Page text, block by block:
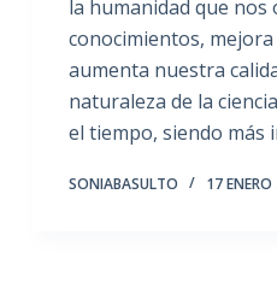
la humanidad que nos
conocimientos, mejora
aumenta nuestra
naturaleza de la
el tiempo, siendo más
SONIABASULTO 17